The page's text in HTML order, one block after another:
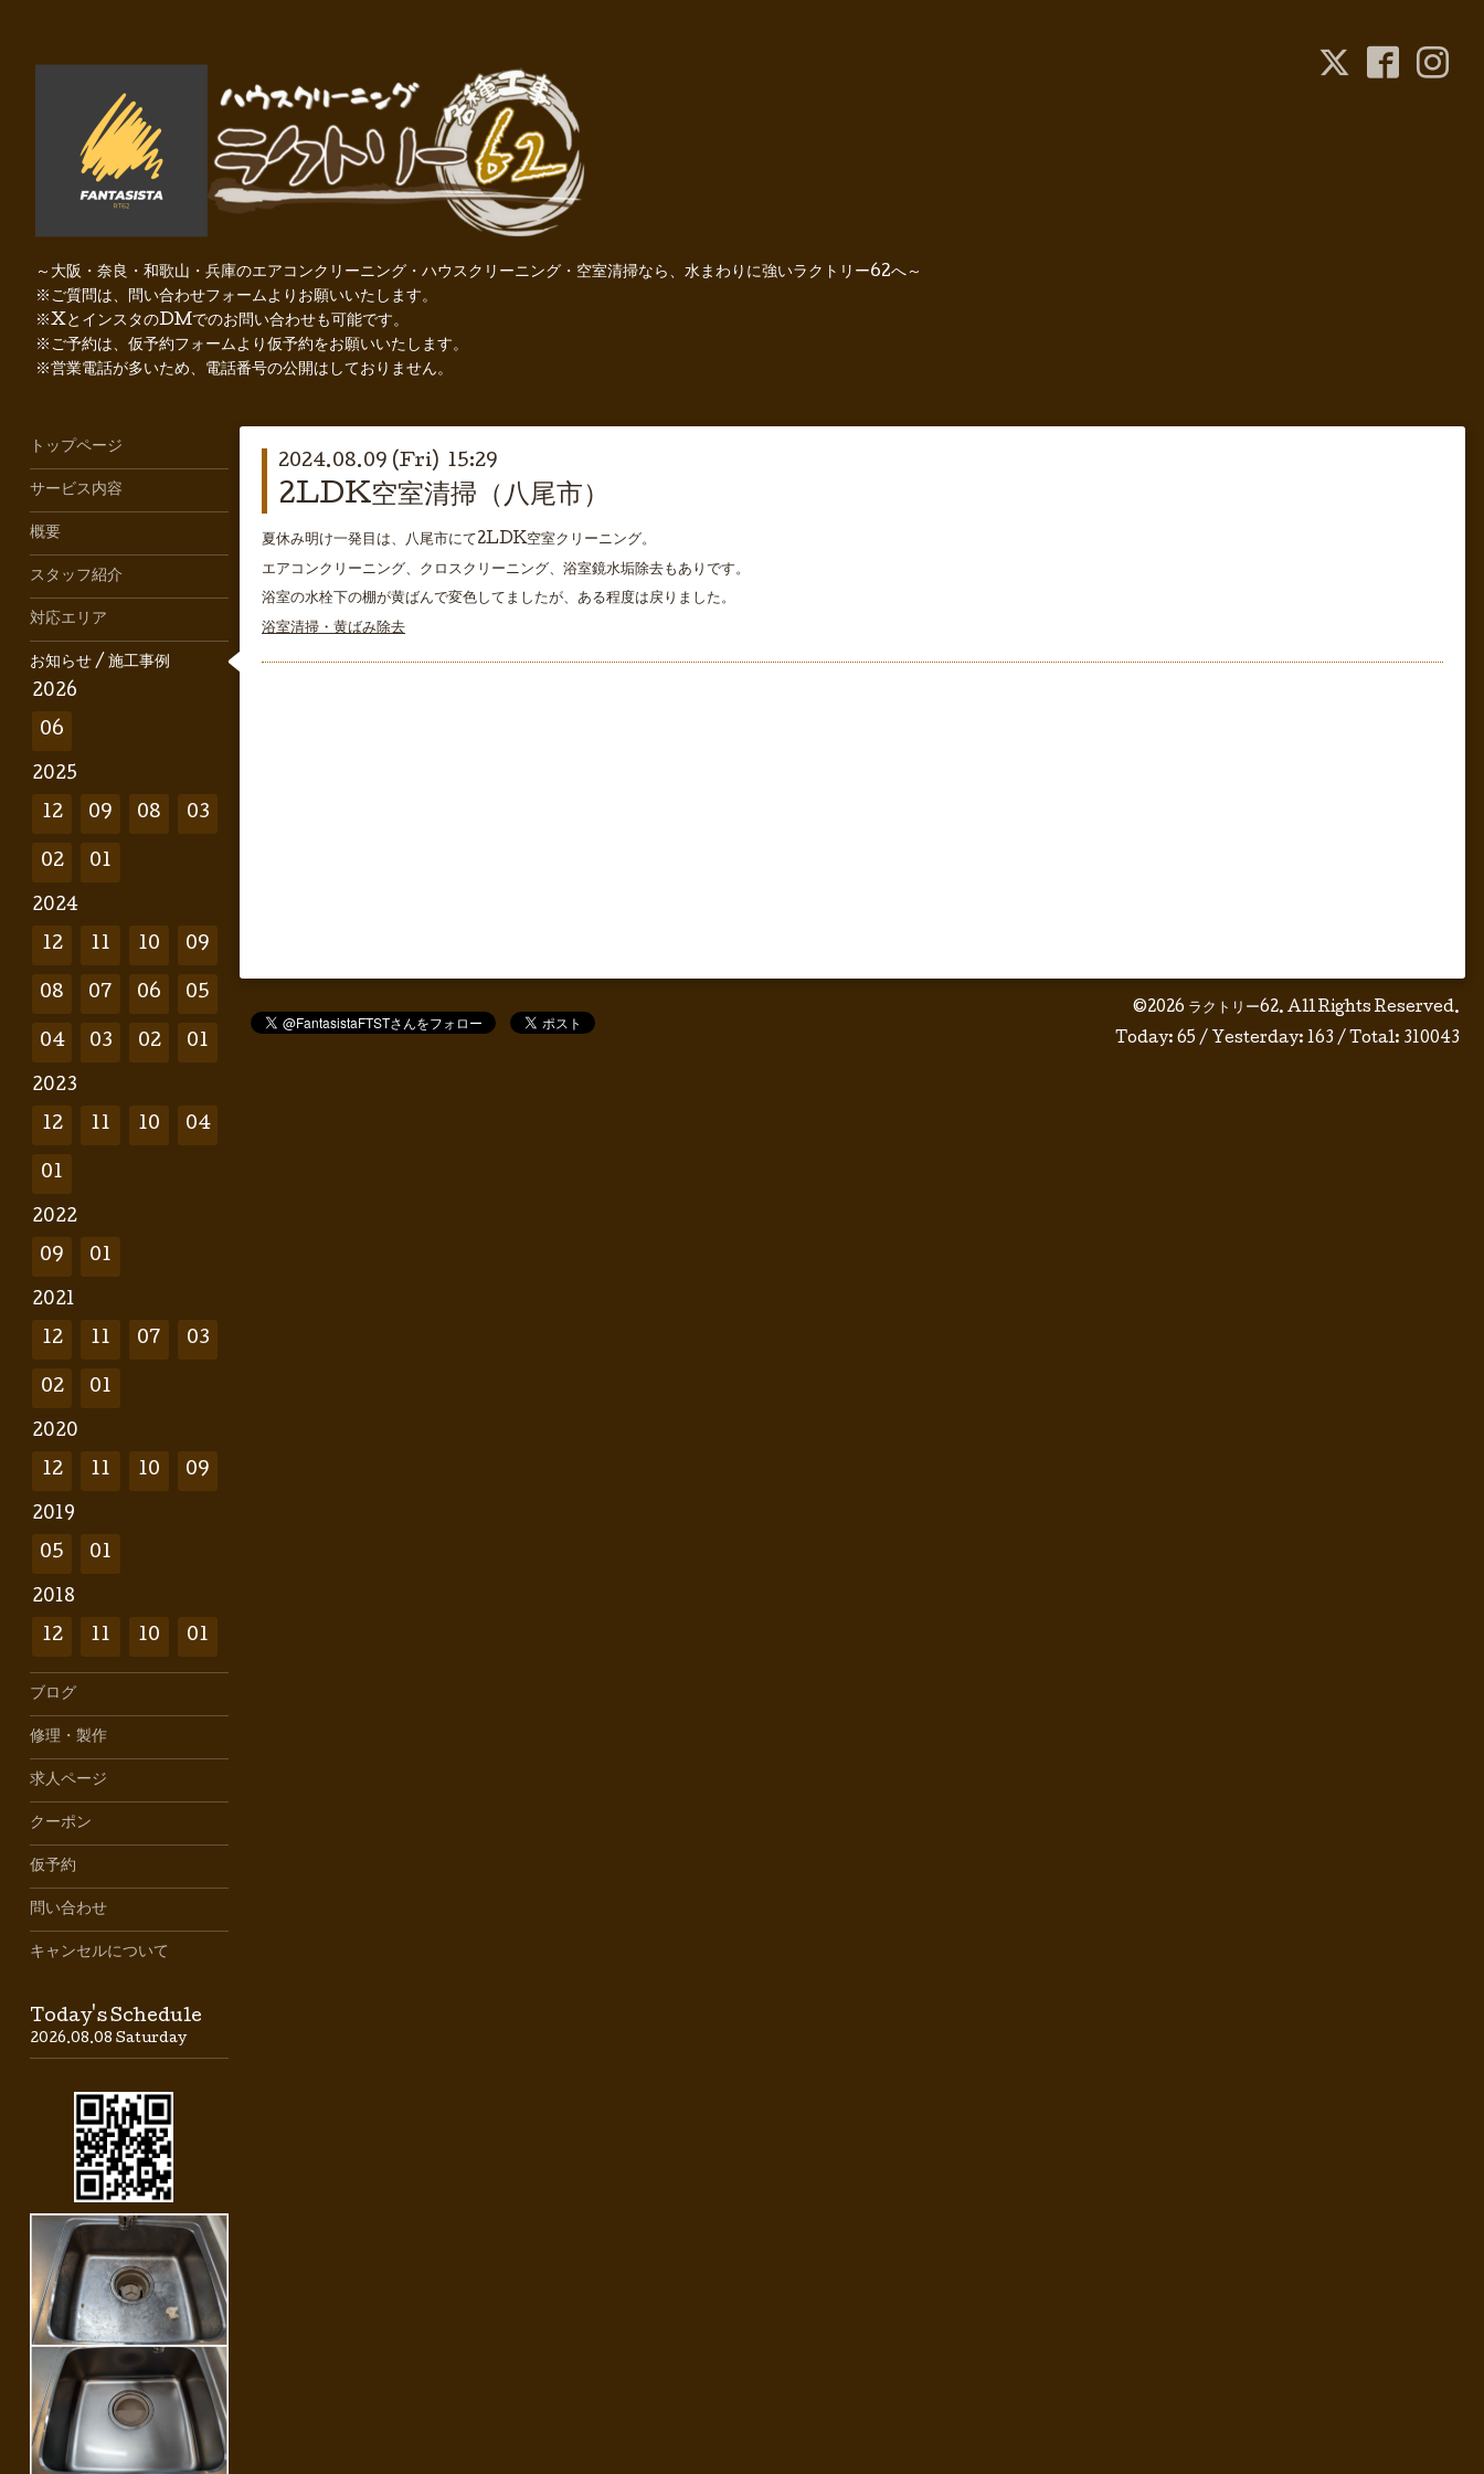
～大阪・奈良・和歌山・兵庫のエアコンクリーニング・ハウスクリーニング・空室清掃なら、水まわりに強いラクトリー62へ～
※ご質問は、問い合わせフォームよりお願いいたします。
※XとインスタのDMでのお問い合わせも可能です。
※ご予約は、仮予約フォームより仮予約をお願いいたします。
※営業電話が多いため、電話番号の公開はしておりません。
2024.08.09 (Fri) 15:29
2LDK空室清掃（八尾市）
夏休み明け一発目は、八尾市にて2LDK空室クリーニング。
エアコンクリーニング、クロスクリーニング、浴室鏡水垢除去もありです。
浴室の水栓下の棚が黄ばんで変色してましたが、ある程度は戻りました。
浴室清掃・黄ばみ除去
©2026 ラクトリー62. All Rights Reserved.
Today: 65 / Yesterday: 163 / Total: 310043
トップページ
サービス内容
概要
スタッフ紹介
対応エリア
お知らせ / 施工事例
2026
06
2025
12 09 08 03
02 01
2024
12 11 10 09
08 07 06 05
04 03 02 01
2023
12 11 10 04
01
2022
09 01
2021
12 11 07 03
02 01
2020
12 11 10 09
2019
05 01
2018
12 11 10 01
ブログ
修理・製作
求人ページ
クーポン
仮予約
問い合わせ
キャンセルについて
Today's Schedule
2026.08.08 Saturday